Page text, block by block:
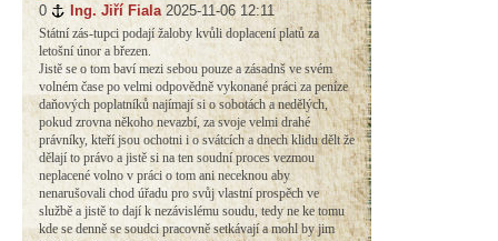
0 # Ing. Jiří Fiala 2025-11-06 12:11
Státní zás-tupci podají žaloby kvůli doplacení platů za
letošní únor a březen.
Jistě se o tom baví mezi sebou pouze a zásadnš ve svém
volném čase po velmi odpovědně vykonané práci za peníze
daňových poplatníků najímají si o sobotách a nedělých,
pokud zrovna někoho nevazbí, za svoje velmi drahé
právníky, kteří jsou ochotni i o svátcích a dnech klidu dělt že
dělají to právo a jistě si na ten soudní proces vezmou
neplacené volno v práci o tom ani neceknou aby
nenarušovali chod úřadu pro svůj vlastní prospěch ve
službě a jistě to dají k nezávislému soudu, tedy ne ke tomu
kde se denně se soudci pracovně setkávají a mohl by jim